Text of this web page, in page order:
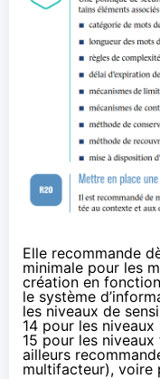
Elle recommande
minimale pour les
création en
le système
les niveaux de
14 pour les
15 pour les
ailleurs
multifacteur), voire